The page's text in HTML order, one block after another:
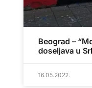
Beograd –
doseljava u
16.05.2022.